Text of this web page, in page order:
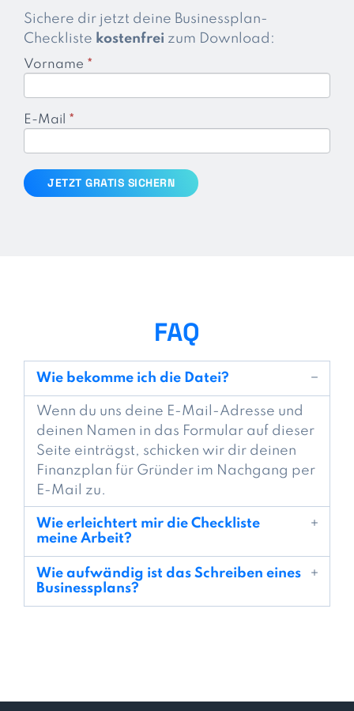
Sichere dir jetzt deine Businessplan-
Checkliste kostenfrei zum Download:
LM
Vorname *
E-Mail *
JETZT GRATIS SICHERN
FAQ
Wie bekomme ich die Datei?
Wenn du uns deine E-Mail-Adresse und
deinen Namen in das Formular auf dieser
Seite einträgst, schicken wir dir deinen
Finanzplan für Gründer im Nachgang per
E-Mail zu.
Wie erleichtert mir die Checkliste
meine Arbeit?
Wie aufwändig ist das Schreiben eines
Businessplans?